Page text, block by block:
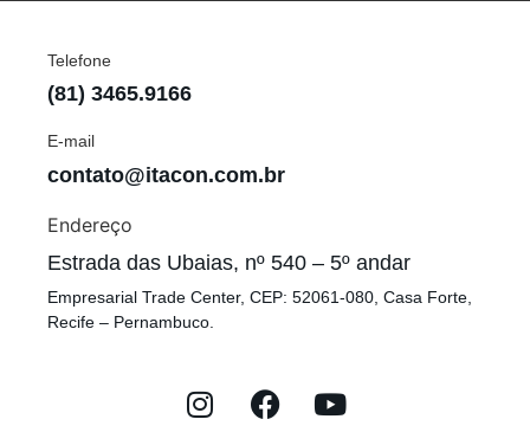
Telefone
(81) 3465.9166
E-mail
contato@itacon.com.br
Endereço
Estrada das Ubaias, nº 540 – 5º andar
Empresarial Trade Center, CEP: 52061-080, Casa Forte,
Recife – Pernambuco.